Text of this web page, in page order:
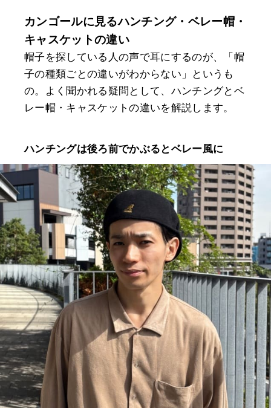
カンゴールに見るハンチング・ベレー帽・
キャスケットの違い
帽子を探している人の声で耳にするのが、「帽
子の種類ごとの違いがわからない」というも
の。よく聞かれる疑問として、ハンチングとベ
レー帽・キャスケットの違いを解説します。
ハンチングは後ろ前でかぶるとベレー風に